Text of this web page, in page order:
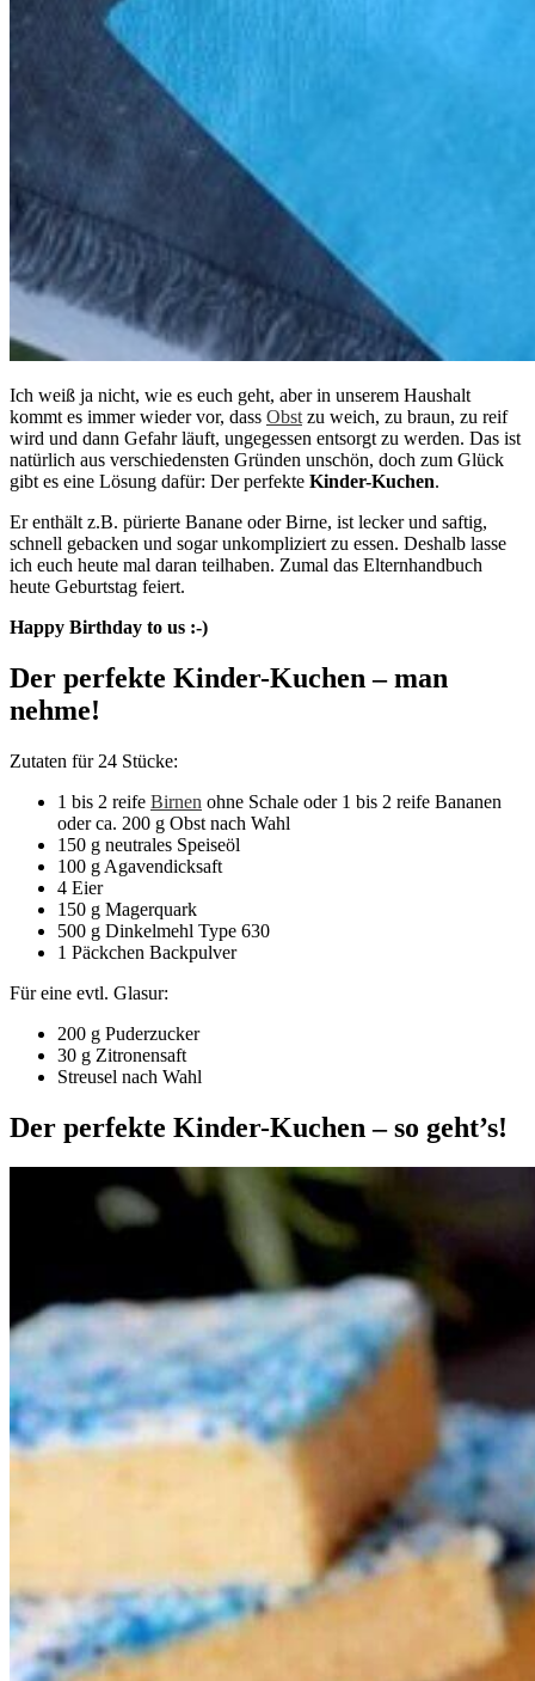
Ich weiß ja nicht, wie es euch geht, aber in unserem Haushalt
kommt es immer wieder vor, dass Obst zu weich, zu braun, zu reif
wird und dann Gefahr läuft, ungegessen entsorgt zu werden. Das ist
natürlich aus verschiedensten Gründen unschön, doch zum Glück
gibt es eine Lösung dafür: Der perfekte Kinder-Kuchen.
Er enthält z.B. pürierte Banane oder Birne, ist lecker und saftig,
schnell gebacken und sogar unkompliziert zu essen. Deshalb lasse
ich euch heute mal daran teilhaben. Zumal das Elternhandbuch
heute Geburtstag feiert.
Happy Birthday to us :-)
Der perfekte Kinder-Kuchen – man
nehme!
Zutaten für 24 Stücke:
1 bis 2 reife Birnen ohne Schale oder 1 bis 2 reife Bananen
oder ca. 200 g Obst nach Wahl
150 g neutrales Speiseöl
100 g Agavendicksaft
4 Eier
150 g Magerquark
500 g Dinkelmehl Type 630
1 Päckchen Backpulver
Für eine evtl. Glasur:
200 g Puderzucker
30 g Zitronensaft
Streusel nach Wahl
Der perfekte Kinder-Kuchen – so geht’s!